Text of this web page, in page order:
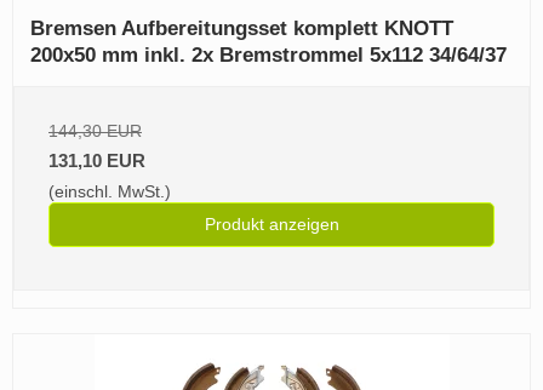
Bremsen Aufbereitungsset komplett KNOTT
200x50 mm inkl. 2x Bremstrommel 5x112 34/64/37
144,30 EUR
131,10 EUR
(einschl. MwSt.)
Produkt anzeigen